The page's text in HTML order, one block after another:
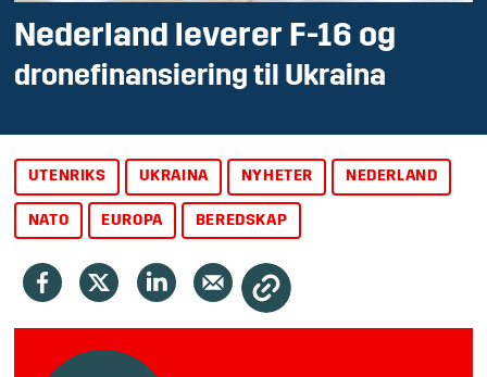
Nederland leverer F-16 og
drone­finansiering til Ukraina
UTENRIKS UKRAINA NYHETER NEDERLAND
NATO EUROPA BEREDSKAP